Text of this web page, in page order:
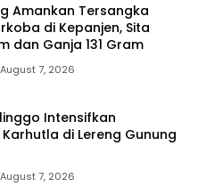
Amankan Tersangka
di Kepanjen, Sita
dan Ganja 131 Gram
August 7, 2026
Intensifkan
di Lereng Gunung
August 7, 2026